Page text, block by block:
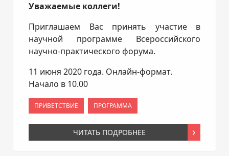
Уважаемые коллеги!
Приглашаем Вас принять участие в
научной программе Всероссийского
научно-практического форума.
11 июня 2020 года. Онлайн-формат.
Начало в 10.00
ПРИВЕТСТВИЕ ПРОГРАММА
ЧИТАТЬ ПОДРОБНЕЕ